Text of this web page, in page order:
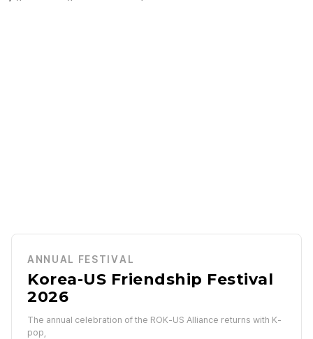
ANNUAL FESTIVAL
Korea-US Friendship Festival
2026
The annual celebration of the ROK-US Alliance returns with K-
pop,